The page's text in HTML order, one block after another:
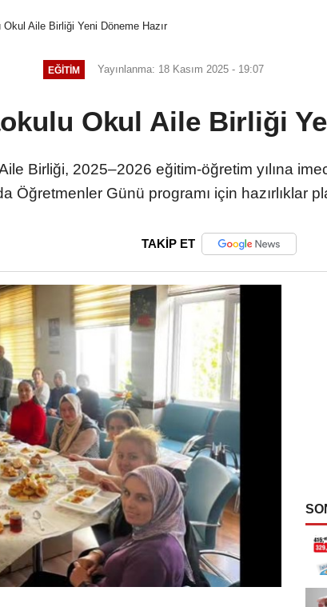
Aile Birliği Yeni Döneme Hazır
EĞITIM Yayınlanma: 18 Kasım 2025 - 19:07
Okul Aile Birliği
Birliği, 2025–2026 eğitim-öğretim yılına
Öğretmenler Günü programı için hazırlıklar
TAKİP ET